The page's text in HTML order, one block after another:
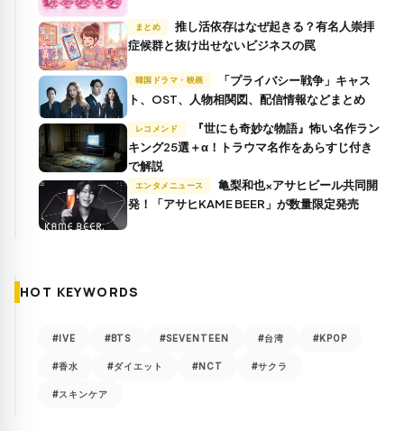
まとめ
推し活依存はなぜ起きる？有名人崇拝
症候群と抜け出せないビジネスの罠
韓国ドラマ・映画
ト、OST、人物相関図、配信情報などまとめ
レコメンド
キング25選＋α！トラウマ名作をあらすじ付き
で解説
エンタメニュース
発！「アサヒKAME BEER」が数量限定発売
HOT KEYWORDS
#IVE #BTS #SEVENTEEN #台湾 #KPOP
#香水 #ダイエット #NCT #サクラ
#スキンケア